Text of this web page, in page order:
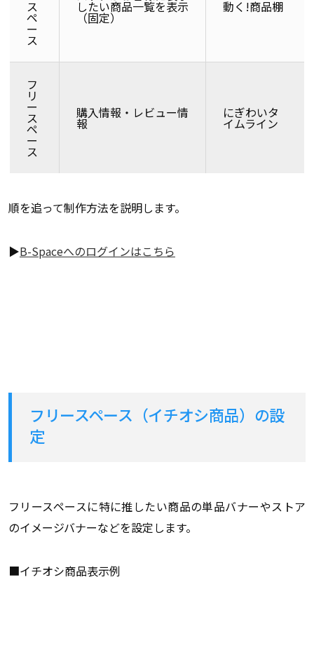
ス
ペ
ー
ス
したい商品一覧を表示
（固定）
動く!商品棚
フ
リ
ー
ス
ペ
ー
ス
購入情報・レビュー情
報
にぎわいタ
イムライン
順を追って制作方法を説明します。
▶B-Spaceへのログインはこちら
フリースペース（イチオシ商品）の設
定
フリースペースに特に推したい商品の単品バナーやストア
のイメージバナーなどを設定します。
■イチオシ商品表示例